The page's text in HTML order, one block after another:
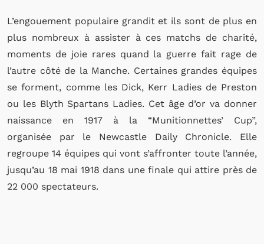
L’engouement populaire grandit et ils sont de plus en
plus nombreux à assister à ces matchs de charité,
moments de joie rares quand la guerre fait rage de
l’autre côté de la Manche. Certaines grandes équipes
se forment, comme les Dick, Kerr Ladies de Preston
ou les Blyth Spartans Ladies. Cet âge d’or va donner
naissance en 1917 à la “Munitionnettes’ Cup”,
organisée par le Newcastle Daily Chronicle. Elle
regroupe 14 équipes qui vont s’affronter toute l’année,
jusqu’au 18 mai 1918 dans une finale qui attire près de
22 000 spectateurs.